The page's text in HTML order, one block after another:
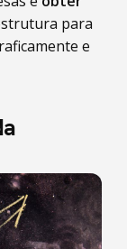
para
e